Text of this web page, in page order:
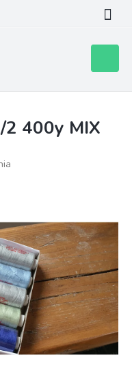
košík
400y MIX